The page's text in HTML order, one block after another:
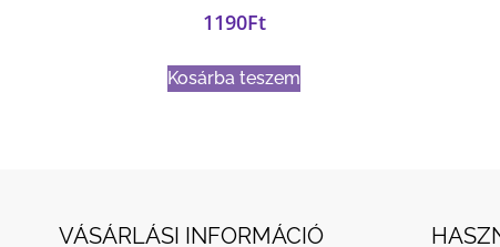
1190Ft
Kosárba teszem
VÁSÁRLÁSI INFORMÁCIÓ